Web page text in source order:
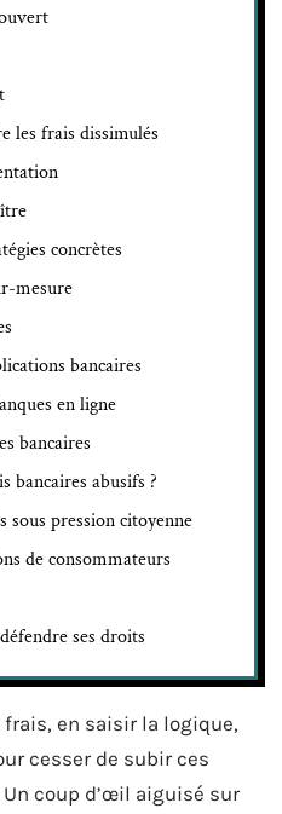
les frais dissimulés
concrètes
mesure
bancaires
en ligne
bancaires
bancaires abusifs ?
sous pression citoyenne
de consommateurs
ses droits
en saisir la logique,
cesser de subir ces
coup d’œil aiguisé sur